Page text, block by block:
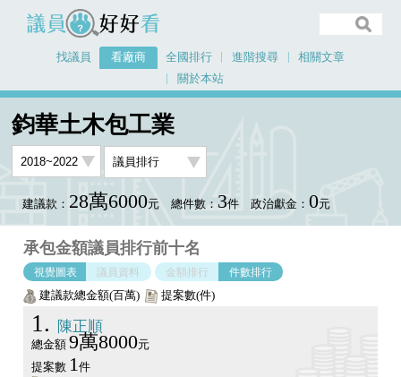
議員好好看
找議員 看廠商 全國排行 進階搜尋
相關文章
關於本站
鈞華土木包工業
建議款： 28萬6000元 總件數： 3件 政治獻金： 0元
承包金額議員排行前十名
視覺圖表 議員資料 金額排行 件數排行
建議款總金額(百萬) 提案數(件)
1 陳正順
總金額 9萬8000元
提案數 1件